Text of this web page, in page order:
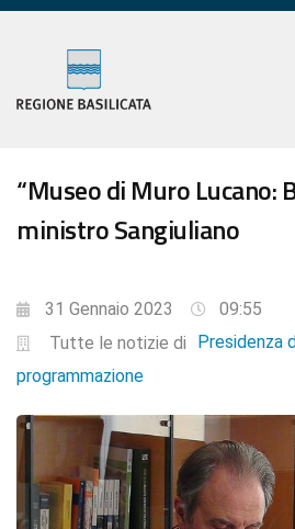
“Museo di Muro Lucano:
ministro Sangiuliano
31 Gennaio 2023
09:55
Tutte le notizie di
Presidenza
programmazione